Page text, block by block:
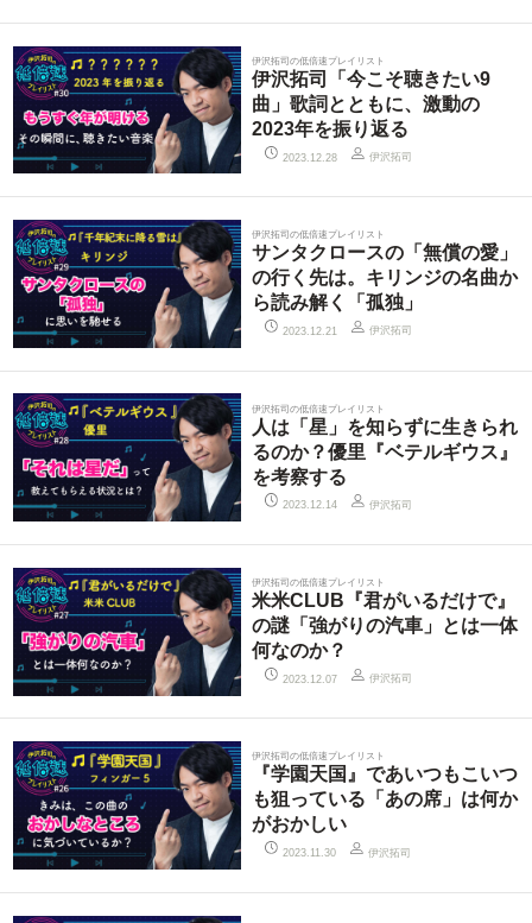
伊沢拓司の低倍速プレイリスト
伊沢拓司「今こそ聴きたい9
曲」歌詞とともに、激動の
2023年を振り返る
2023.12.28 伊沢拓司
伊沢拓司の低倍速プレイリスト
サンタクロースの「無償の愛」
の行く先は。キリンジの名曲か
ら読み解く「孤独」
2023.12.21 伊沢拓司
伊沢拓司の低倍速プレイリスト
人は「星」を知らずに生きられ
るのか？優里『ベテルギウス』
を考察する
2023.12.14 伊沢拓司
伊沢拓司の低倍速プレイリスト
米米CLUB『君がいるだけで』
の謎「強がりの汽車」とは一体
何なのか？
2023.12.07 伊沢拓司
伊沢拓司の低倍速プレイリスト
『学園天国』であいつもこいつ
も狙っている「あの席」は何か
がおかしい
2023.11.30 伊沢拓司